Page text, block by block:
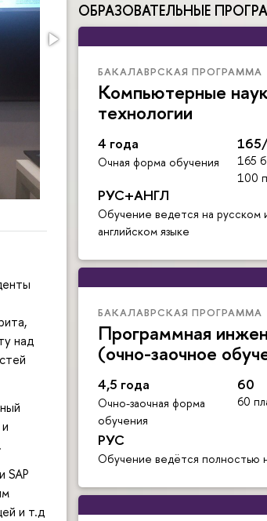
ОБРАЗОВАТЕЛЬНЫЕ
БАКАЛАВРСКАЯ ПРОГРАММА
Компьютерные
технологии
4 года
Очная форма обучения
165
100
РУС+АНГЛ
Обучение ведется на русском
английском языке
БАКАЛАВРСКАЯ ПРОГРАММА
Программная
(очно-заочное
4,5 года
Очно-заочная форма
обучения
60
60
РУС
Обучение ведётся полностью
над
SAP
и т.д